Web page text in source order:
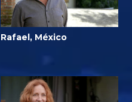
Rafael, México